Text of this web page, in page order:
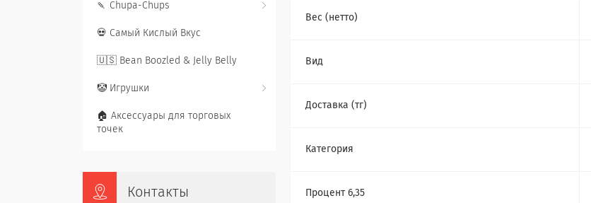
Вес (нетто)
Вид
Доставка (тг)
Категория
Процент 6,35
🍡 Chupa-Chups
💀 Самый Кислый Вкус
🇺🇸 Bean Boozled & Jelly Belly
🤡 Игрушки
🏠 Аксессуары для торговых
точек
Контакты